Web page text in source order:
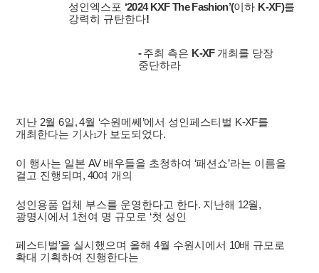
성인엑스포 ‘2024 KXF The Fashion’(이하 K-XF)를
강력히 규탄한다!
-주최 측은 K-XF 개최를 당장
중단하라
지난 2월6일, 4월 ‘수원메쎄 ’에서 성인페스티벌 K-XF를
개최한다는 기사1가 보도되었다.
이 행사는 일본 AV 배우들을 초청하여 ‘패션쇼’라는 이름을
걸고 진행되며 , 40여 개의
성인용품 업체 부스를 운영한다고 한다. 지난해 12월,
광명시에서 1천여 명 규모로 ‘첫 성인
페스티벌’을 실시했으며 올해4월 수원시에서 10배 규모로
확대 기획하여 진행한다는